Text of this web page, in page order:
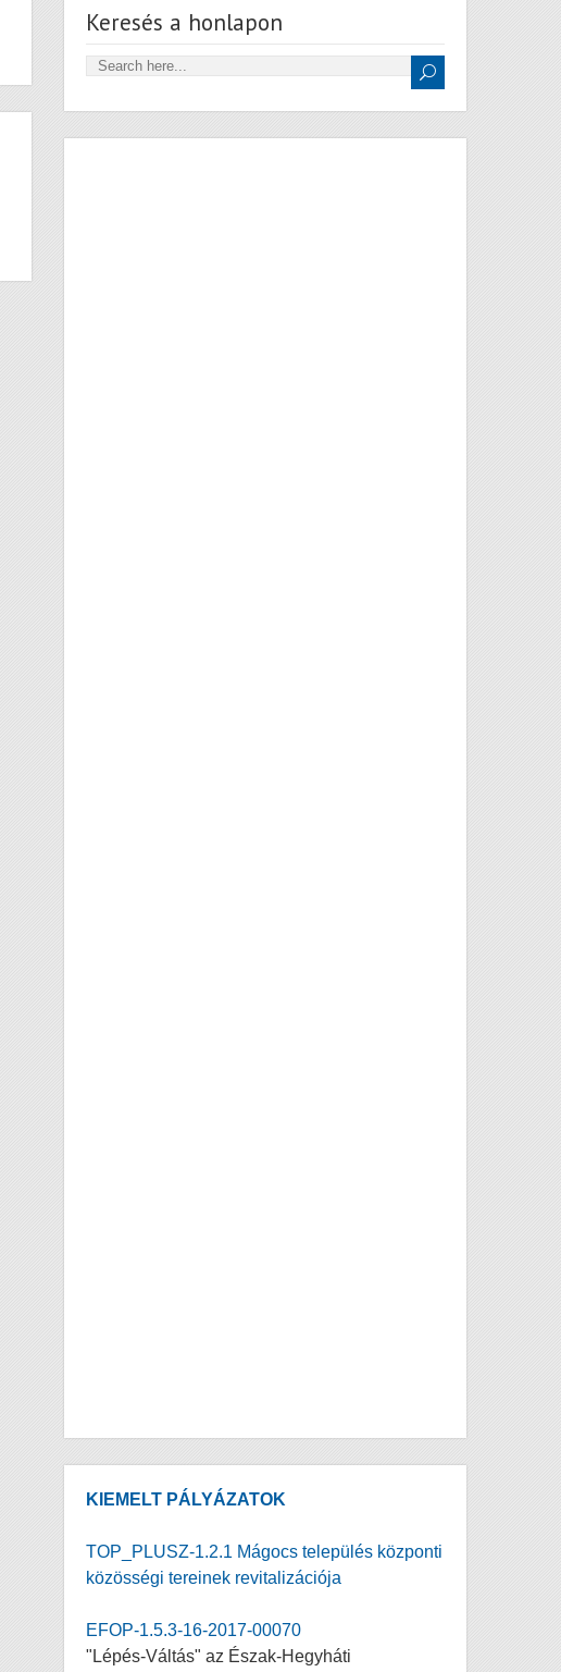
Keresés a honlapon
KIEMELT PÁLYÁZATOK
TOP_PLUSZ-1.2.1 Mágocs település központi
közösségi tereinek revitalizációja
EFOP-1.5.3-16-2017-00070
"Lépés-Váltás" az Észak-Hegyháti